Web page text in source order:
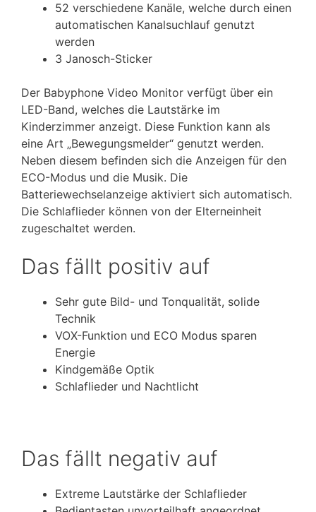
52 verschiedene Kanäle, welche durch einen
automatischen Kanalsuchlauf genutzt
werden
3 Janosch-Sticker
Der Babyphone Video Monitor verfügt über ein
LED-Band, welches die Lautstärke im
Kinderzimmer anzeigt. Diese Funktion kann als
eine Art „Bewegungsmelder“ genutzt werden.
Neben diesem befinden sich die Anzeigen für den
ECO-Modus und die Musik. Die
Batteriewechselanzeige aktiviert sich automatisch.
Die Schlaflieder können von der Elterneinheit
zugeschaltet werden.
Das fällt positiv auf
Sehr gute Bild- und Tonqualität, solide
Technik
VOX-Funktion und ECO Modus sparen
Energie
Kindgemäße Optik
Schlaflieder und Nachtlicht
Das fällt negativ auf
Extreme Lautstärke der Schlaflieder